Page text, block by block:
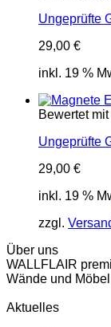
Ungeprüfte
29,00 €
inkl. 19 %
Bewertet mit
Ungeprüfte
29,00 €
inkl. 19 %
zzgl.
Über uns
WALLFLAIR
Wände und
Aktuelles